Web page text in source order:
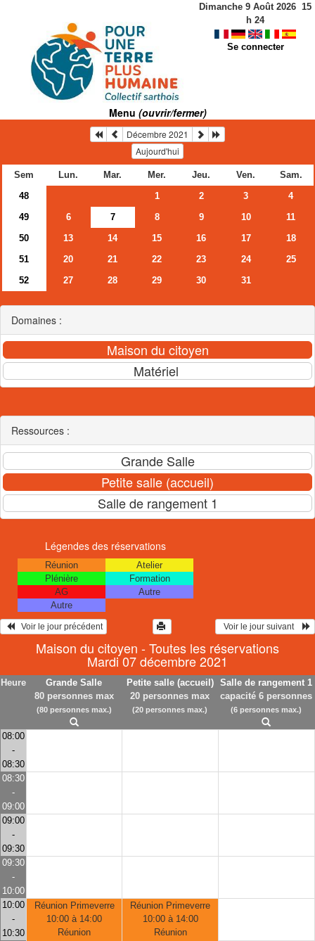
Dimanche 9 Août 2026 15
h 24
Se connecter
Menu (ouvrir/fermer)
Décembre 2021
Aujourd'hui
Sem Lun. Mar. Mer. Jeu. Ven.
Sam.
48
1 2 3
4
49
6 7 8 9 10
11
50
13 14 15 16 17
18
51
20 21 22 23 24
25
52
27 28 29 30 31
Domaines :
Ressources :
Légendes des réservations
Réunion
Atelier
Plénière
Formation
AG
Autre
Autre
   Voir le jour précédent
  Voir le jour suivant
Maison du citoyen - Toutes les réservations
Mardi 07 décembre 2021
Heure
Grande Salle
80 personnes max
(80 personnes max.)
Petite salle (accueil)
20 personnes max
(20 personnes max.)
Salle de rangement 1
capacité 6 personnes
(6 personnes max.)
08:00
-
08:30
08:30
-
09:00
09:00
-
09:30
09:30
-
10:00
10:00
-
10:30
Réunion Primeverre
10:00 à 14:00
Réunion
Réunion Primeverre
10:00 à 14:00
Réunion